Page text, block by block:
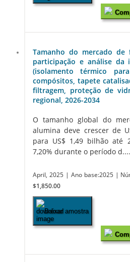
Tamanho do mercado
participação e análise da
(isolamento térmico
compósitos, tapete
filtragem, proteção de
regional, 2026-2034
O tamanho global do
alumina deve crescer de
para US$ 1,49 bilhão até
7,20% durante o período
April, 2025 | Ano base:2025 |
$1,850.00
Baixar amostra